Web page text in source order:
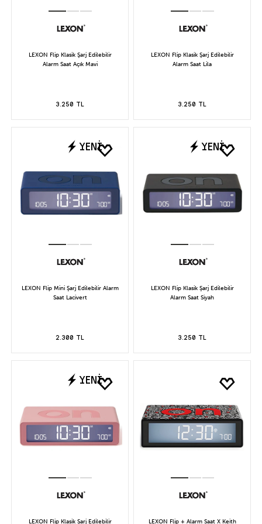
LEXON Flip Klasik Şarj Edilebilir
Alarm Saat Açık Mavi
3.250 TL
LEXON Flip Klasik Şarj Edilebilir
Alarm Saat Lila
3.250 TL
YENİ
LEXON Flip Mini Şarj Edilebilir Alarm
Saat Lacivert
2.300 TL
YENİ
LEXON Flip Klasik Şarj Edilebilir
Alarm Saat Siyah
3.250 TL
YENİ
LEXON Flip Klasik Şarj Edilebilir LEXON Flip + Alarm Saat X Keith